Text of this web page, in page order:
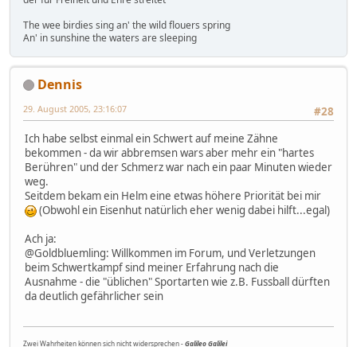
The wee birdies sing an' the wild flouers spring
An' in sunshine the waters are sleeping
Dennis
#28
29. August 2005, 23:16:07
Ich habe selbst einmal ein Schwert auf meine Zähne
bekommen - da wir abbremsen wars aber mehr ein "hartes
Berühren" und der Schmerz war nach ein paar Minuten wieder
weg.
Seitdem bekam ein Helm eine etwas höhere Priorität bei mir
(Obwohl ein Eisenhut natürlich eher wenig dabei hilft...egal)
Ach ja:
@Goldbluemling: Willkommen im Forum, und Verletzungen
beim Schwertkampf sind meiner Erfahrung nach die
Ausnahme - die "üblichen" Sportarten wie z.B. Fussball dürften
da deutlich gefährlicher sein
Zwei Wahrheiten können sich nicht widersprechen -Galileo Galilei